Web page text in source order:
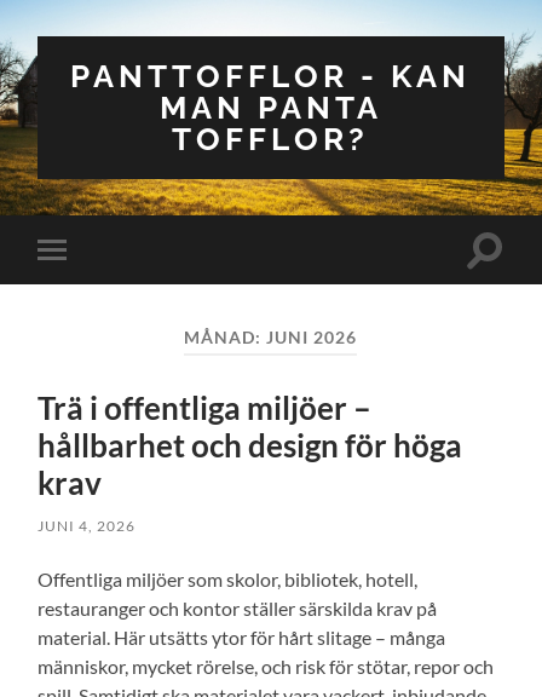
PANTTOFFLOR - KAN
MAN PANTA
TOFFLOR?
på/av
Slå
MÅNAD: JUNI 2026
Trä i offentliga miljöer –
hållbarhet och design för höga
krav
JUNI 4, 2026
Offentliga miljöer som skolor, bibliotek, hotell,
restauranger och kontor ställer särskilda krav på
material. Här utsätts ytor för hårt slitage – många
människor, mycket rörelse, och risk för stötar, repor och